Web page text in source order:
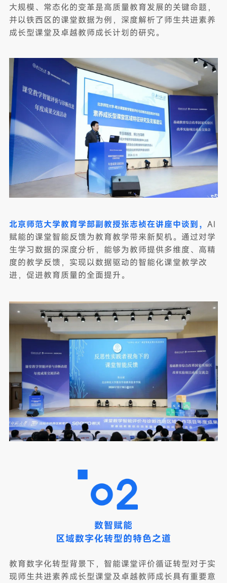
大规模、常态化的变革是高质量教育发展的关键命题，
并以铁西区的课堂数据为例，深度解析了师生共进素养
成长型课堂及卓越教师成长计划的研究。
北京师范大学教育学部副教授张志祯在讲座中谈到， AI
赋能的课堂智能反馈为教育教学带来新契机。通过对学
生学习数据的深度分析，能够为教师提供多维度、高精
度的教学反馈，实现以数据驱动的智能化课堂教学改
进，促进教育质量的全面提升。
数智赋能
区域数字化转型的特色之道
教育数字化转型背景下，智能课堂评价循证转型对于实
现师生共进素养成长型课堂及卓越教师成长具有重要意